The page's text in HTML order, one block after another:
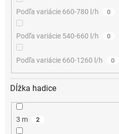
Podľa variácie 660-780 l/h 0
Podľa variácie 540-660 l/h 0
Podľa variácie 660-1260 l/h 0
Dĺžka hadice
3 m 2